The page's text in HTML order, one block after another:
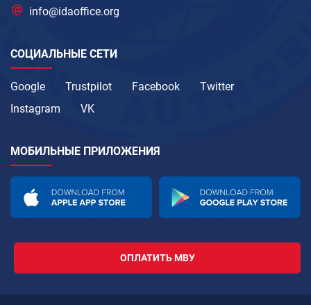
info@idaoffice.org
СОЦИАЛЬНЫЕ СЕТИ
Google Trustpilot Facebook
Twitter
Instagram
VK
МОБИЛЬНЫЕ ПРИЛОЖЕНИЯ
ОПЛАТИТЬ МВУ